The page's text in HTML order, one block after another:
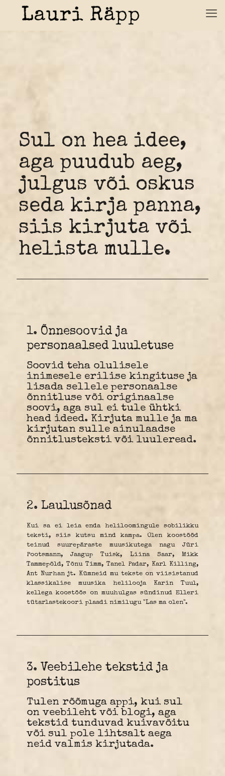
Sul on hea idee,
aga puudub aeg,
julgus või oskus
seda kirja panna,
siis kirjuta või
helista mulle.
1. Õnnesoovid ja
personaalsed luuletuse
Soovid teha olulisele
inimesele erilise kingituse ja
lisada sellele personaalse
õnnitluse või originaalse
soovi, aga sul ei tule ühtki
head ideed. Kirjuta mulle ja ma
kirjutan sulle ainulaadse
õnnitlusteksti või luuleread.
2. Laulusõnad
Kui sa ei leia enda heliloomingule sobilikku
teksti, siis kutsu mind kampa. Olen koostööd
teinud suurepäraste muusikutega nagu Jüri
Pootsmann, Jaagup Tuisk, Liina Saar, Mikk
Tammepõld, Tõnu Timm, Tanel Padar, Karl Killing,
Ant Nurhan jt. Kümneid mu tekste on viisistanud
klassikalise muusika helilooja Karin Tuul,
kellega koostöös on muuhulgas sündinud Elleri
tütarlastekoori plaadi nimilugu "Las ma olen".
3. Veebilehe tekstid ja
postitus
Tulen rõõmuga appi, kui sul
on veebileht või blogi, aga
tekstid tunduvad kuivavõitu
või sul pole lihtsalt aega
neid valmis kirjutada.